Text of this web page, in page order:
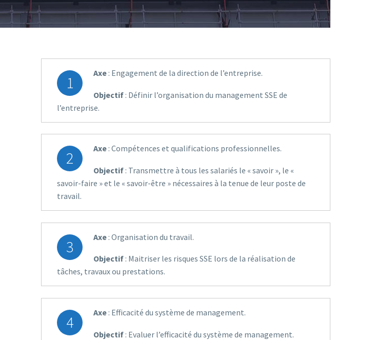
1 Axe : Engagement de la direction de l’entreprise.
Objectif : Définir l’organisation du management SSE de
l’entreprise.
2 Axe : Compétences et qualifications professionnelles.
Objectif : Transmettre à tous les salariés le « savoir », le «
savoir-faire » et le « savoir-être » nécessaires à la tenue de leur poste de
travail.
3 Axe : Organisation du travail.
Objectif : Maitriser les risques SSE lors de la réalisation de
tâches, travaux ou prestations.
4 Axe : Efficacité du système de management.
Objectif : Evaluer l’efficacité du système de management.